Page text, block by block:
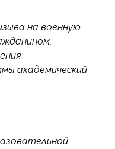
на военную
академический